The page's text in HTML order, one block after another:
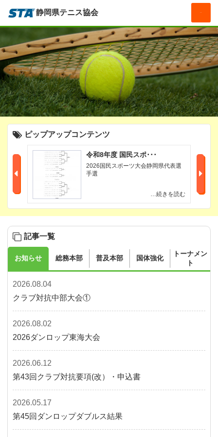
静岡県テニス協会
ピップアップコンテンツ
を読む
令和8年度 国民スポ･･･
2026国民スポーツ大会静岡県代表選
手選
…続きを読む
記事一覧
お知らせ 総務本部 普及本部 国体強化
トーナメン
ト
2026.08.04
クラブ対抗中部大会①
2026.08.02
2026ダンロップ東海大会
2026.06.12
第43回クラブ対抗要項(改）・申込書
2026.05.17
第45回ダンロップダブルス結果